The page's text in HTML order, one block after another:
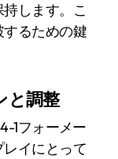
します。こ
るための鍵
と調整
1フォーメー
イにとって